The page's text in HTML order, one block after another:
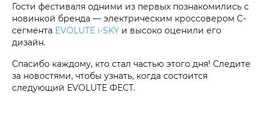
Гости фестиваля одними из первых познакомились с
новинкой бренда — электрическим кроссовером C-
сегмента EVOLUTE i‑SKY и высоко оценили его
дизайн.
Спасибо каждому, кто стал частью этого дня! Следите
за новостями, чтобы узнать, когда состоится
следующий EVOLUTE ФЕСТ.